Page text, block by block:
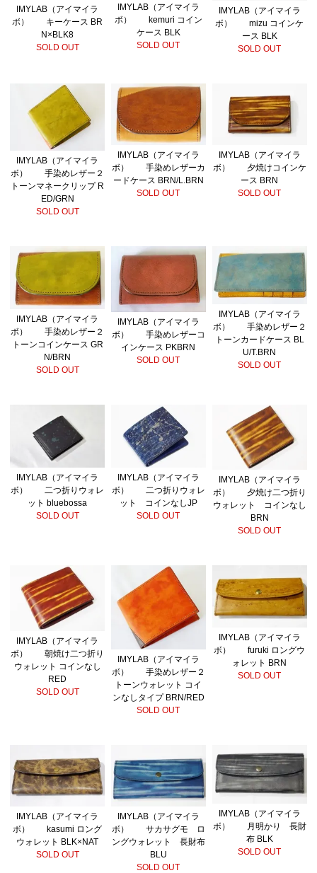
IMYLAB（アイマイラ
ボ） キーケース BR
N×BLK8
SOLD OUT
IMYLAB（アイマイラ
ボ） kemuri コイン
ケース BLK
SOLD OUT
IMYLAB（アイマイラ
ボ） mizu コインケ
ース BLK
SOLD OUT
IMYLAB（アイマイラ
ボ） 手染めレザー２
トーンマネークリップ R
ED/GRN
SOLD OUT
IMYLAB（アイマイラ
ボ） 手染めレザーカ
ードケース BRN/L.BRN
SOLD OUT
IMYLAB（アイマイラ
ボ） 夕焼けコインケ
ース BRN
SOLD OUT
IMYLAB（アイマイラ
ボ） 手染めレザー２
トーンコインケース GR
N/BRN
SOLD OUT
IMYLAB（アイマイラ
ボ） 手染めレザーコ
インケース PKBRN
SOLD OUT
IMYLAB（アイマイラ
ボ） 手染めレザー２
トーンカードケース BL
U/T.BRN
SOLD OUT
IMYLAB（アイマイラ
ボ） 二つ折りウォレ
ット bluebossa
SOLD OUT
IMYLAB（アイマイラ
ボ） 二つ折りウォレ
ット コインなしJP
SOLD OUT
IMYLAB（アイマイラ
ボ） 夕焼け二つ折り
ウォレット コインなし
BRN
SOLD OUT
IMYLAB（アイマイラ
ボ） 朝焼け二つ折り
ウォレット コインなし
RED
SOLD OUT
IMYLAB（アイマイラ
ボ） 手染めレザー２
トーンウォレット コイ
ンなしタイプ BRN/RED
SOLD OUT
IMYLAB（アイマイラ
ボ） furuki ロングウ
ォレット BRN
SOLD OUT
IMYLAB（アイマイラ
ボ） kasumi ロング
ウォレット BLK×NAT
SOLD OUT
IMYLAB（アイマイラ
ボ） サカサグモ ロ
ングウォレット 長財布
BLU
SOLD OUT
IMYLAB（アイマイラ
ボ） 月明かり 長財
布 BLK
SOLD OUT